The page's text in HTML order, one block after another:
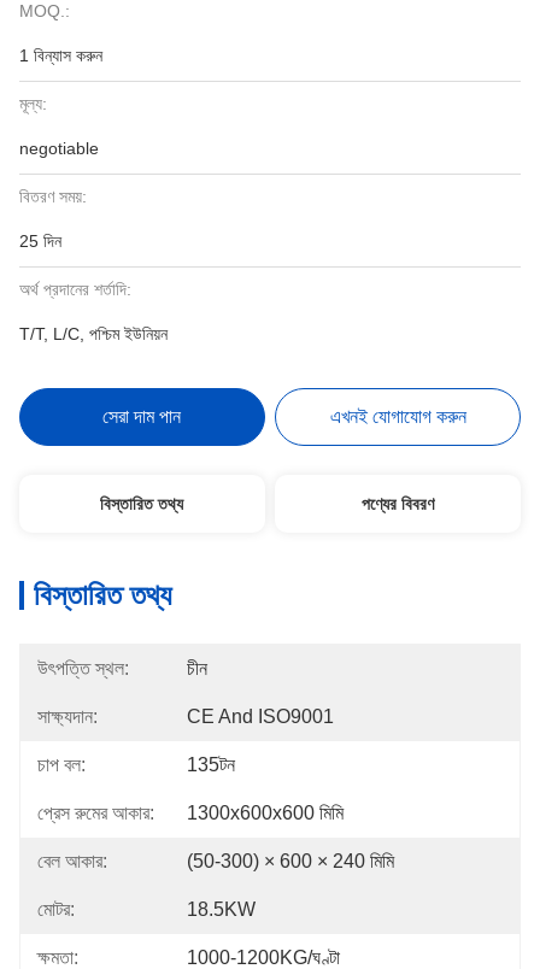
MOQ.:
1 বিন্যাস করুন
মূল্য:
negotiable
বিতরণ সময়:
25 দিন
অর্থ প্রদানের শর্তাদি:
T/T, L/C, পশ্চিম ইউনিয়ন
সেরা দাম পান এখনই যোগাযোগ করুন
বিস্তারিত তথ্য পণ্যের বিবরণ
বিস্তারিত তথ্য
উৎপত্তি স্থল: চীন
সাক্ষ্যদান: CE And ISO9001
চাপ বল: 135টন
প্রেস রুমের আকার: 1300x600x600 মিমি
বেল আকার: (50-300) × 600 × 240 মিমি
মোটর: 18.5KW
ক্ষমতা: 1000-1200KG/ঘণ্টা